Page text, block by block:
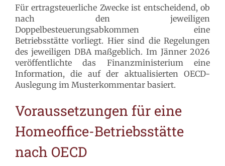
Für ertragsteuerliche Zwecke ist entscheidend, ob
nach den jeweiligen
Doppelbesteuerungsabkommen eine
Betriebsstätte vorliegt. Hier sind die Regelungen
des jeweiligen DBA maßgeblich. Im Jänner 2026
veröffentlichte das Finanzministerium eine
Information, die auf der aktualisierten OECD-
Auslegung im Musterkommentar basiert.
Voraussetzungen für eine
Homeoffice-Betriebsstätte
nach OECD